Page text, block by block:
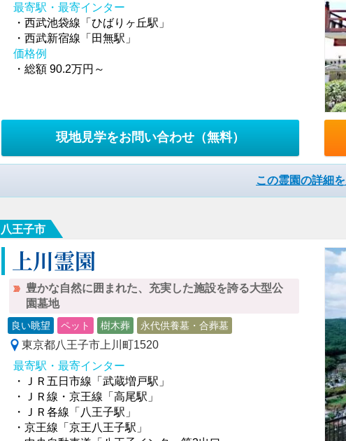
最寄駅・最寄インター
・西武池袋線「ひばりヶ丘駅」
・西武新宿線「田無駅」
価格例
・総額 90.2万円～
現地見学をお問い合わせ （無料）
この霊園の詳細
八王子市
上川霊園
豊かな自然に囲まれた、充実した施設を誇る大型公
園墓地
良い眺望 ペット 樹木葬 永代供養墓・合葬墓
東京都八王子市上川町1520
最寄駅・最寄インター
・ＪＲ五日市線「武蔵増戸駅」
・ＪＲ線・京王線「高尾駅」
・ＪＲ各線「八王子駅」
・京王線「京王八王子駅」